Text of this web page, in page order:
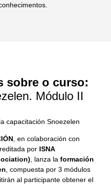
sobre o curso:
Módulo II
capacitación Snoezelen
, en colaboración con
por ISNA
, lanza la formación
, compuesta por 3 módulos
al participante obtener el